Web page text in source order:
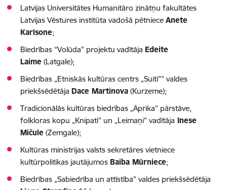
Latvijas Universitātes Humanitāro zinātņu fakultātes
Latvijas Vēstures institūta vadošā pētniece Anete
Karlsone;
Biedrības “Volūda” projektu vadītāja Edeite
Laime (Latgale);
Biedrības „Etniskās kultūras centrs „Suiti”” valdes
priekšsēdētāja Dace Martinova (Kurzeme);
Tradicionālās kultūras biedrības „Aprika” pārstāve,
folkloras kopu „Knipati” un „Leimaņi” vadītāja Inese
Mičule (Zemgale);
Kultūras ministrijas valsts sekretāres vietniece
kultūrpolitikas jautājumos Baiba Mūrniece;
Biedrības „Sabiedrība un attīstība” valdes priekšsēdētāja